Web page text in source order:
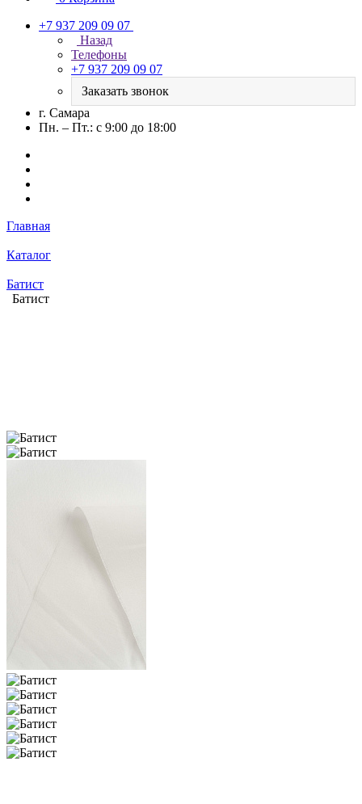
+7 937 209 09 07
Назад
Телефоны
+7 937 209 09 07
Заказать звонок
г. Самара
Пн. – Пт.: с 9:00 до 18:00
Главная
Каталог
Батист
Батист